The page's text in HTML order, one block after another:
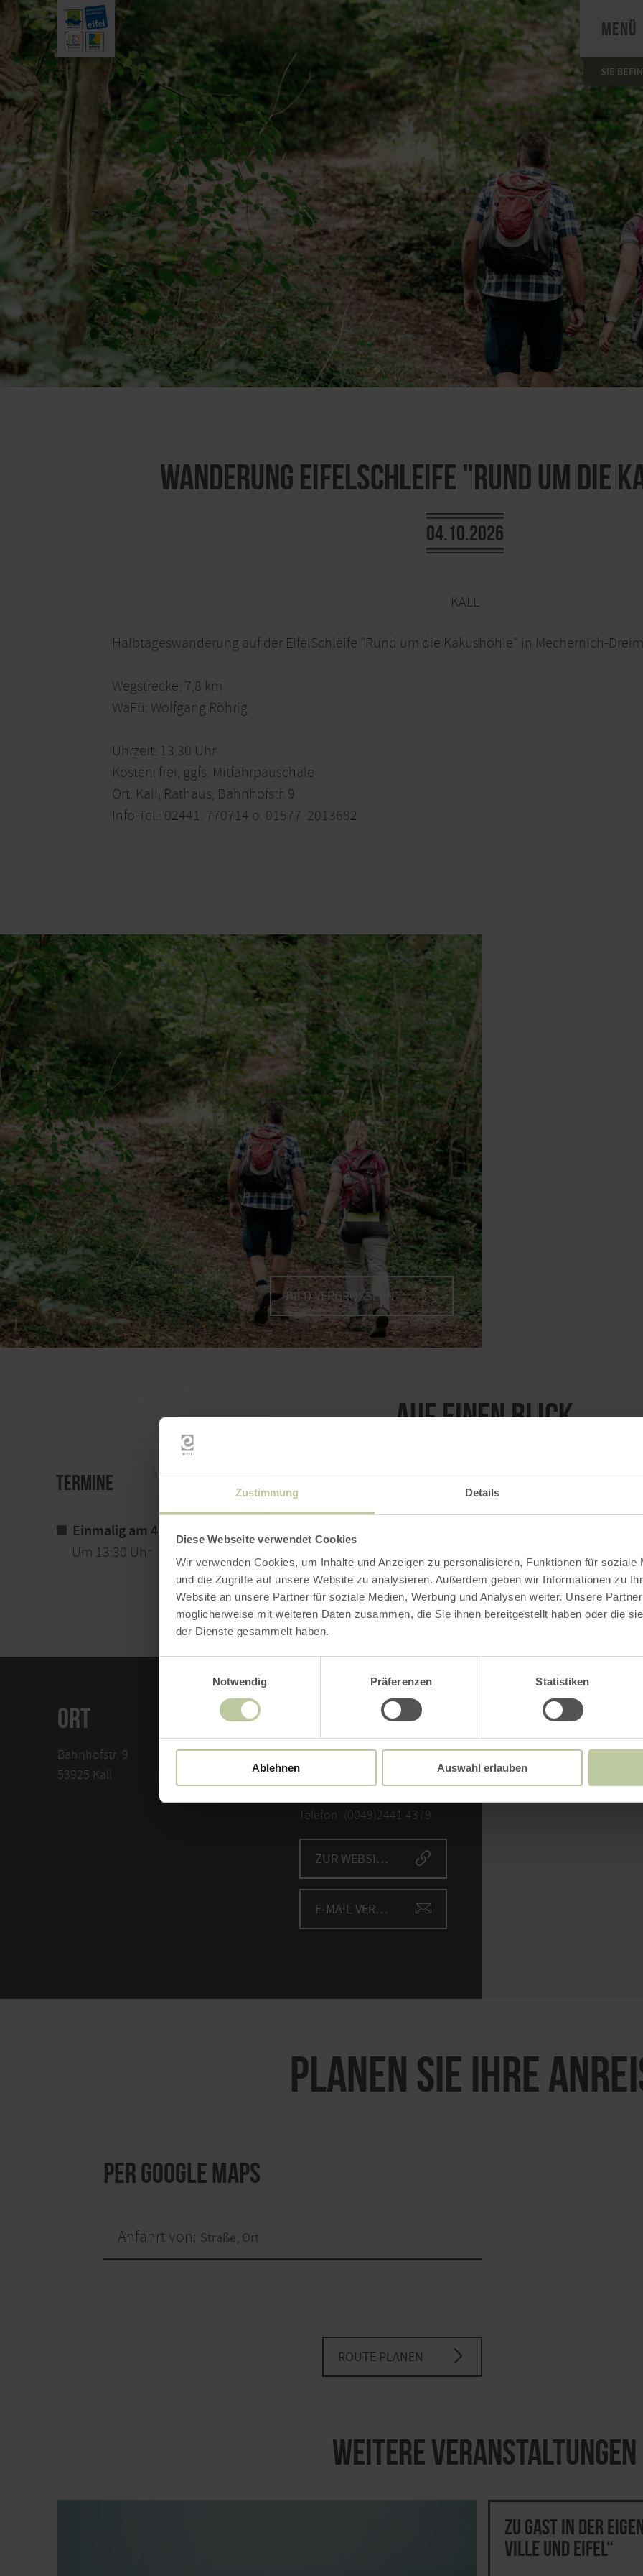
Zustimmung Details
Diese Webseite verwendet Cookies
Wir verwenden Cookies, um Inhalte und Anzeigen zu personalisieren, Funktionen für soziale
und die Zugriffe auf unsere Website zu analysieren. Außerdem geben wir Informationen zu
Website an unsere Partner für soziale Medien, Werbung und Analysen weiter. Unsere
möglicherweise mit weiteren Daten zusammen, die Sie ihnen bereitgestellt haben oder die
der Dienste gesammelt haben.
Notwendig
Präferenzen Statistiken
Ablehnen Auswahl erlauben
MENÜ
SIE
Wanderung EifelSchleife "Rund um die
04.10.2026
KALL
Halbtageswanderung auf der EifelSchleife "Rund um die Kakushöhle" in Mechernich-
Wegstrecke: 7,8 km
WaFü: Wolfgang Röhrig
Uhrzeit: 13.30 Uhr
Kosten: frei, ggfs. Mitfahrpauschale
Ort: Kall, Rathaus, Bahnhofstr. 9
Info-Tel.: 02441. 770714 o. 01577. 2013682
BILD VERGRÖSSERN
Auf einen Blick
Termine
Einmalig am 4. Oktober 2026
Um 13:30 Uhr
ORT
Bahnhofstr. 9
53925 Kall
Eifelverein Kall
Auf dem Büchel 54
Telefon: (0049)2441 4379
ZUR WEBSITE
E-MAIL VERFASSEN
Bitte
PLANEN SIE IHRE
per Google Maps
Anfahrt von:
ROUTE PLANEN
Weitere Veranstaltungen
Zu Gast in der
Ville und Eifel“